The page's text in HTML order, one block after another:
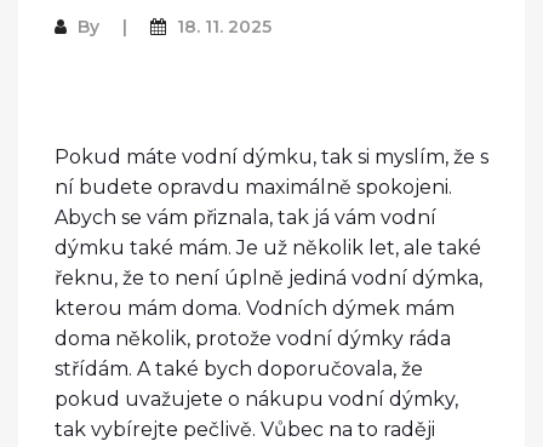
By 18. 11. 2025
Pokud máte vodní dýmku, tak si myslím, že s
ní budete opravdu maximálně spokojeni.
Abych se vám přiznala, tak já vám vodní
dýmku také mám. Je už několik let, ale také
řeknu, že to není úplně jediná vodní dýmka,
kterou mám doma. Vodních dýmek mám
doma několik, protože vodní dýmky ráda
střídám. A také bych doporučovala, že
pokud uvažujete o nákupu vodní dýmky,
tak vybírejte pečlivě. Vůbec na to raději